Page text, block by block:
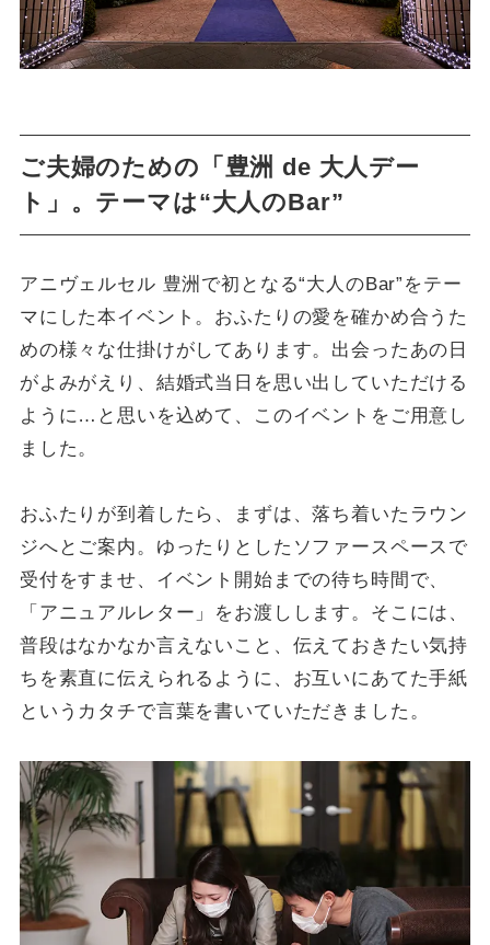
ご夫婦のための「豊洲 de 大人デー
ト」。テーマは“大人のBar”
アニヴェルセル 豊洲で初となる“大人のBar”をテー
マにした本イベント。おふたりの愛を確かめ合うた
めの様々な仕掛けがしてあります。出会ったあの日
がよみがえり、結婚式当日を思い出していただける
ように…と思いを込めて、このイベントをご用意し
ました。
おふたりが到着したら、まずは、落ち着いたラウン
ジへとご案内。ゆったりとしたソファースペースで
受付をすませ、イベント開始までの待ち時間で、
「アニュアルレター」をお渡しします。そこには、
普段はなかなか言えないこと、伝えておきたい気持
ちを素直に伝えられるように、お互いにあてた手紙
というカタチで言葉を書いていただきました。